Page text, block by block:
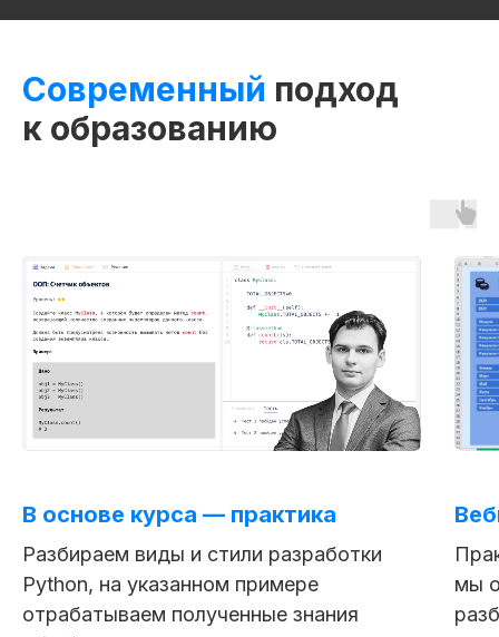
Современный подход
к образованию
В основе курса — практика
Разбираем виды и стили разработки
Python, на указанном примере
отрабатываем полученные знания
мы